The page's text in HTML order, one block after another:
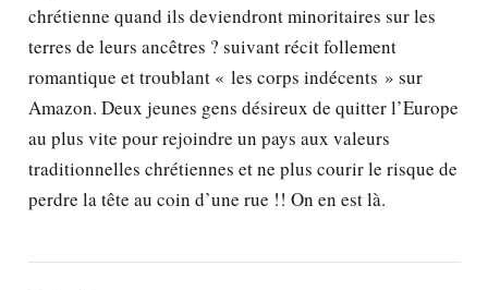
chrétienne quand ils deviendront minoritaires sur les
terres de leurs ancêtres ? suivant récit follement
romantique et troublant « les corps indécents » sur
Amazon. Deux jeunes gens désireux de quitter l’Europe
au plus vite pour rejoindre un pays aux valeurs
traditionnelles chrétiennes et ne plus courir le risque de
perdre la tête au coin d’une rue !! On en est là.